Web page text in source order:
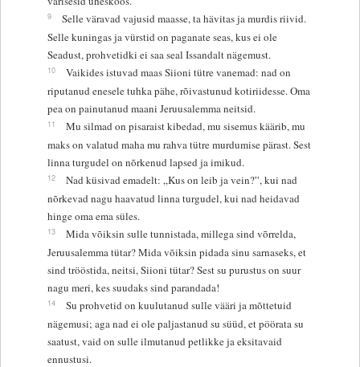
9
Selle väravad vajusid maasse, ta hävitas ja murdis riivid.
Selle kuningas ja vürstid on paganate seas, kus ei ole
Seadust, prohvetidki ei saa seal Issandalt nägemust.
10
Vaikides istuvad maas Siioni tütre vanemad: nad on
riputanud enesele tuhka pähe, rõivastunud kotiriidesse. Oma
pea on painutanud maani Jeruusalemma neitsid.
11
Mu silmad on pisaraist kibedad, mu sisemus käärib, mu
maks on valatud maha mu rahva tütre murdumise pärast. Sest
linna turgudel on nõrkenud lapsed ja imikud.
12
Nad küsivad emadelt: „Kus on leib ja vein?”, kui nad
nõrkevad nagu haavatud linna turgudel, kui nad heidavad
hinge oma ema süles.
13
Mida võiksin sulle tunnistada, millega sind võrrelda,
Jeruusalemma tütar? Mida võiksin pidada sinu sarnaseks, et
sind trööstida, neitsi, Siioni tütar? Sest su purustus on suur
nagu meri, kes suudaks sind parandada!
14
Su prohvetid on kuulutanud sulle vääri ja mõttetuid
nägemusi; aga nad ei ole paljastanud su süüd, et pöörata su
saatust, vaid on sulle ilmutanud petlikke ja eksitavaid
ennustusi.